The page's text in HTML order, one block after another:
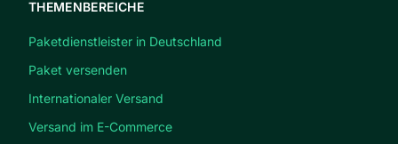
THEMENBEREICHE
Paketdienstleister in Deutschland
Paket versenden
Internationaler Versand
Versand im E-Commerce